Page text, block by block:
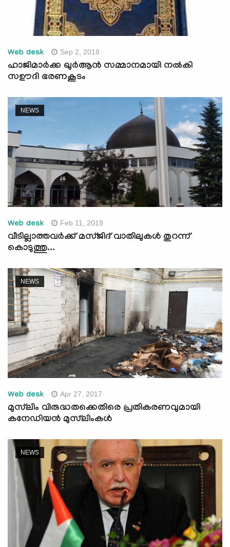
Web desk Sep 2, 2018
ഹാജിമാര്‍ക്ക ഖുര്‍ആന്‍ സമ്മാനമായി നല്‍കി
സഊദി ഭരണകൂടം
NEWS
Web desk Feb 11, 2019
വീടില്ലാത്തവര്‍ക്ക് മസ്ജിദ് വാതിലുകള്‍ തുറന്ന്
കൊടുത്തു...
NEWS
Web desk Apr 27, 2017
മുസ്‌ലിം വിരുദ്ധതക്കെതിരെ പ്രതികരണവുമായി
കനേഡിയന്‍ മുസ്‌ലിംകള്‍
NEWS